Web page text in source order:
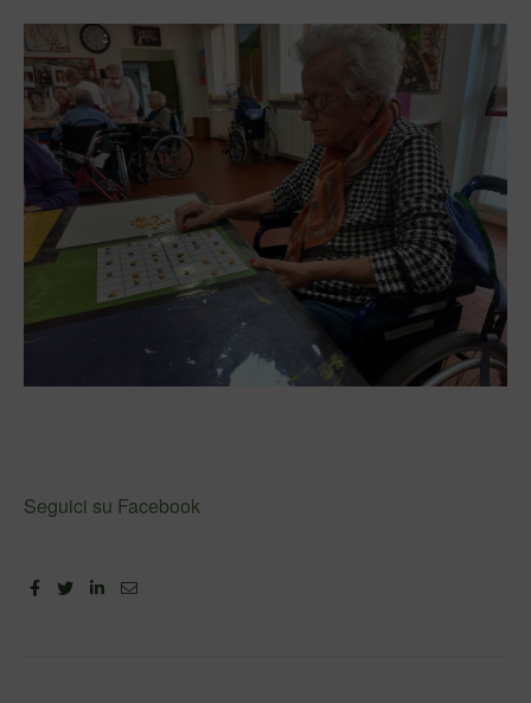
Seguici su Facebook
FacebookTwitterLinkedin
Email